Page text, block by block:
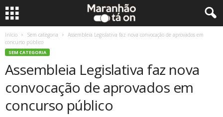
Início Sem categoria
Assembleia Legislativa faz nova convocação de aprovados em
concurso público
SEM CATEGORIA
Assembleia Legislativa faz nova
convocação de aprovados em
concurso público